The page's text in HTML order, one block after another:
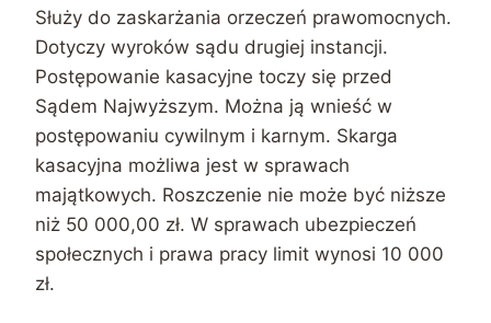
Służy do zaskarżania orzeczeń prawomocnych.
Dotyczy wyroków sądu drugiej instancji.
Postępowanie kasacyjne toczy się przed
Sądem Najwyższym. Można ją wnieść w
postępowaniu cywilnym i karnym. Skarga
kasacyjna możliwa jest w sprawach
majątkowych. Roszczenie nie może być niższe
niż 50 000,00 zł. W sprawach ubezpieczeń
społecznych i prawa pracy limit wynosi 10 000
zł.